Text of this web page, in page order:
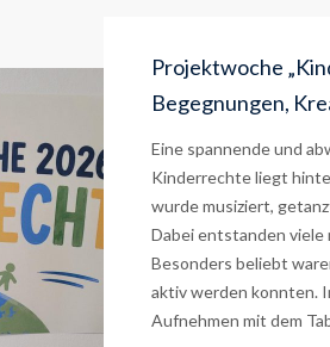
Projektwoche
Begegnungen,
Eine spannende und
Kinderrechte liegt
wurde musiziert,
Dabei entstanden viele
Besonders beliebt
aktiv werden konnten.
Aufnehmen mit dem